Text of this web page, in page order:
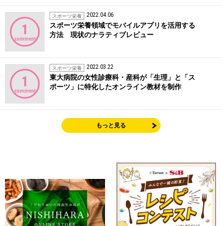
1
comment
スポーツ栄養 2022.04.06
スポーツ栄養領域でモバイルアプリを活用する
方法 現状のナラティブレビュー
1
comment
スポーツ栄養 2022.03.22
東大病院の女性診療科・産科が「生理」と「ス
ポーツ」に特化したオンライン教材を制作
もっと見る